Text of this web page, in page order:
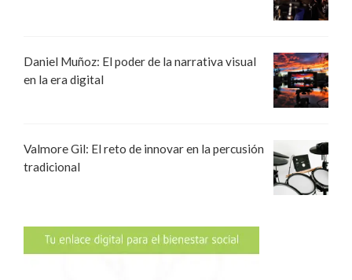
Daniel Muñoz: El poder de la narrativa visual
en la era digital
Valmore Gil: El reto de innovar en la percusión
tradicional